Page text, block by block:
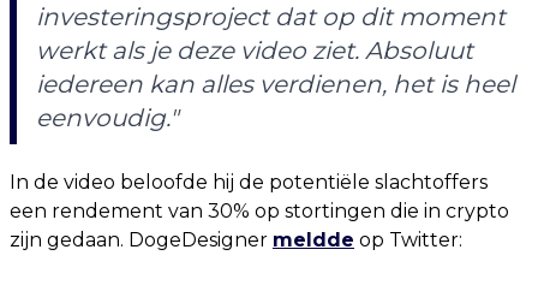
investeringsproject dat op dit moment
werkt als je deze video ziet. Absoluut
iedereen kan alles verdienen, het is heel
eenvoudig."
In de video beloofde hij de potentiële slachtoffers
een rendement van 30% op stortingen die in crypto
zijn gedaan. DogeDesigner meldde op Twitter: